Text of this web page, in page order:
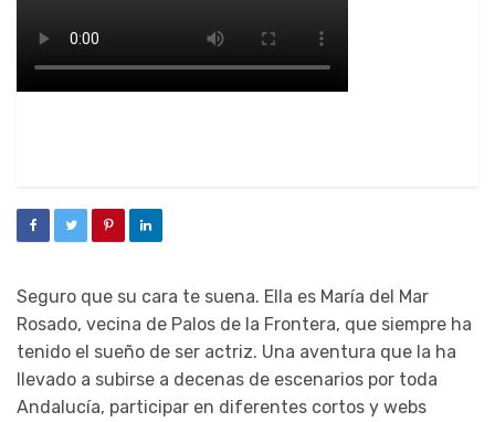
Seguro que su cara te suena. Ella es María del Mar
Rosado, vecina de Palos de la Frontera, que siempre ha
tenido el sueño de ser actriz. Una aventura que la ha
llevado a subirse a decenas de escenarios por toda
Andalucía, participar en diferentes cortos y webs